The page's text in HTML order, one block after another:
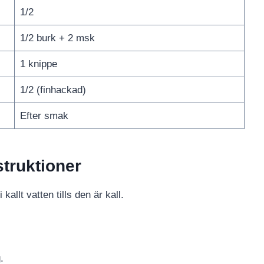
1/2
1/2 burk + 2 msk
1 knippe
1/2 (finhackad)
Efter smak
kallt vatten tills den är kall.